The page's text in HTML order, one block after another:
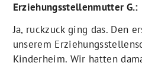
Erziehungsstellenmutter G.:
Ja, ruckzuck ging das. Den
unserem
Kinderheim. Wir hatten